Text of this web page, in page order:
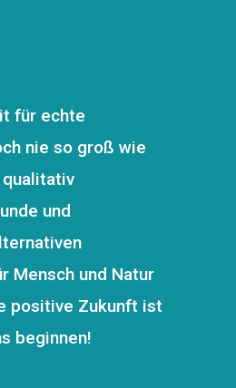
für echte
nie so groß wie
und
Mensch und Natur
positive Zukunft ist
beginnen!